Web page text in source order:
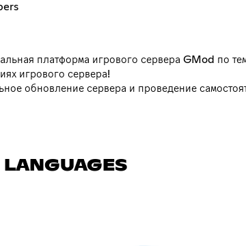
платформа игрового сервера GMod по
игрового сервера!
обновление сервера и проведение